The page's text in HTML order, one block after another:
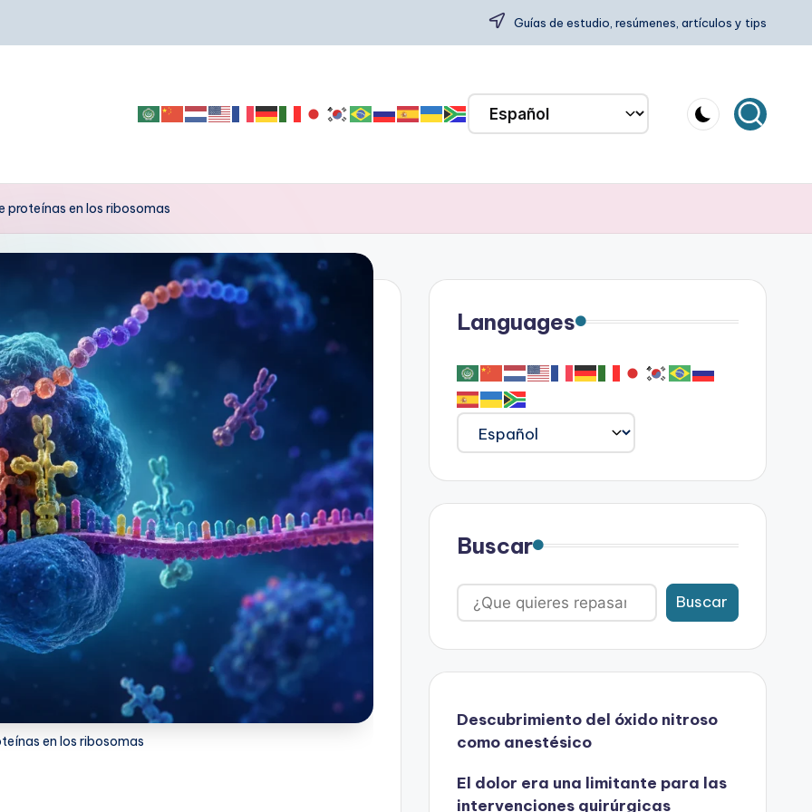
Guías de estudio, resúmenes, artículos y tips
proteínas en los ribosomas
en los ribosomas
Languages
Buscar
Buscar
Descubrimiento del óxido nitroso
como anestésico
El dolor era una limitante para las
intervenciones quirúrgicas